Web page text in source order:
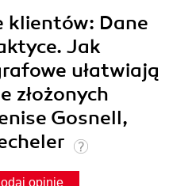
klientów: Dane
Jak
ułatwiają
złożonych
Gosnell,
opinię